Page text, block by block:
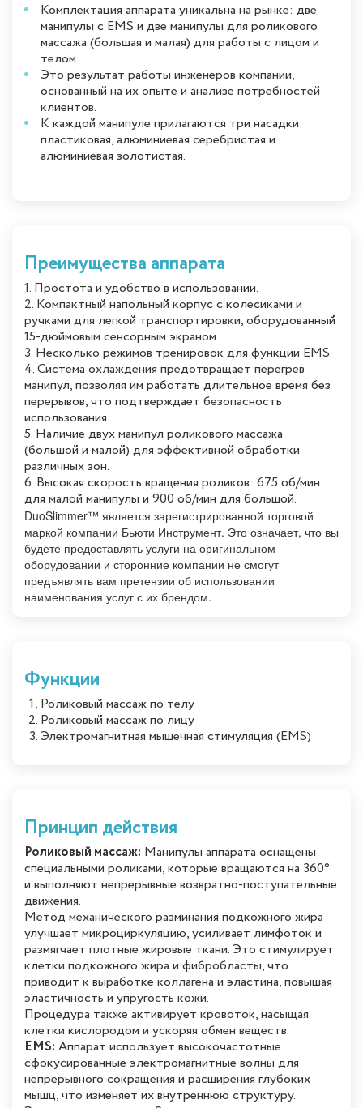
Комплектация аппарата уникальна на рынке: две
манипулы с EMS и две манипулы для роликового
массажа (большая и малая) для работы с лицом и
телом.
Это результат работы инженеров компании,
основанный на их опыте и анализе потребностей
клиентов.
К каждой манипуле прилагаются три насадки:
пластиковая, алюминиевая серебристая и
алюминиевая золотистая.
Преимущества аппарата
1. Простота и удобство в использовании.
2. Компактный напольный корпус с колесиками и
ручками для легкой транспортировки, оборудованный
15-дюймовым сенсорным экраном.
3. Несколько режимов тренировок для функции EMS.
4. Система охлаждения предотвращает перегрев
манипул, позволяя им работать длительное время без
перерывов, что подтверждает безопасность
использования.
5. Наличие двух манипул роликового массажа
(большой и малой) для эффективной обработки
различных зон.
6. Высокая скорость вращения роликов: 675 об/мин
для малой манипулы и 900 об/мин для большой.
DuoSlimmer™ является зарегистрированной торговой
маркой компании Бьюти Инструмент. Это означает, что вы
будете предоставлять услуги на оригинальном
оборудовании и сторонние компании не смогут
предъявлять вам претензии об использовании
наименования услуг с их брендом.
Функции
Роликовый массаж по телу
Роликовый массаж по лицу
Электромагнитная мышечная стимуляция (EMS)
Принцип действия
Роликовый массаж: Манипулы аппарата оснащены
специальными роликами, которые вращаются на 360°
и выполняют непрерывные возвратно-поступательные
движения.
Метод механического разминания подкожного жира
улучшает микроциркуляцию, усиливает лимфоток и
размягчает плотные жировые ткани. Это стимулирует
клетки подкожного жира и фибробласты, что
приводит к выработке коллагена и эластина, повышая
эластичность и упругость кожи.
Процедура также активирует кровоток, насыщая
клетки кислородом и ускоряя обмен веществ.
EMS: Аппарат использует высокочастотные
сфокусированные электромагнитные волны для
непрерывного сокращения и расширения глубоких
мышц, что изменяет их внутреннюю структуру.